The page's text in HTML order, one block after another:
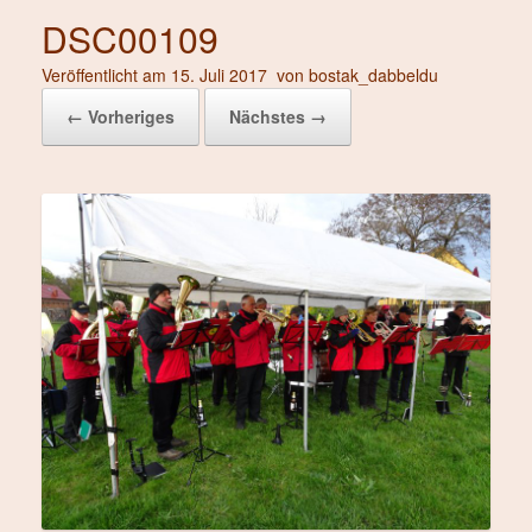
DSC00109
Veröffentlicht am 15. Juli 2017 von bostak_dabbeldu
← Vorheriges
Nächstes →